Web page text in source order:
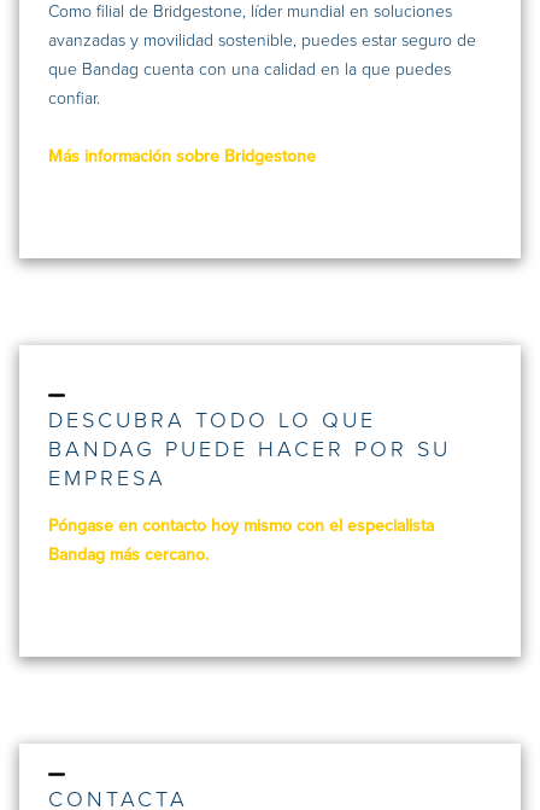
Como filial de Bridgestone, líder mundial en soluciones
avanzadas y movilidad sostenible, puedes estar seguro de
que Bandag cuenta con una calidad en la que puedes
confiar.
Más información sobre Bridgestone
DESCUBRA TODO LO QUE
BANDAG PUEDE HACER POR SU
EMPRESA
Póngase en contacto hoy mismo con el especialista
Bandag más cercano.
CONTACTA